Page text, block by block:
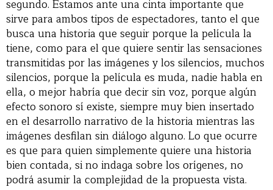
segundo. Estamos ante una cinta importante que
sirve para ambos tipos de espectadores, tanto el que
busca una historia que seguir porque la película la
tiene, como para el que quiere sentir las sensaciones
transmitidas por las imágenes y los silencios, muchos
silencios, porque la película es muda, nadie habla en
ella, o mejor habría que decir sin voz, porque algún
efecto sonoro sí existe, siempre muy bien insertado
en el desarrollo narrativo de la historia mientras las
imágenes desfilan sin diálogo alguno. Lo que ocurre
es que para quien simplemente quiere una historia
bien contada, si no indaga sobre los orígenes, no
podrá asumir la complejidad de la propuesta vista.